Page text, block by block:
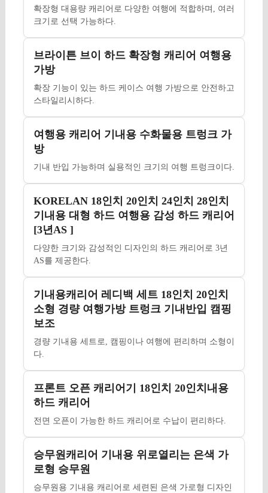
확장형 대용량 캐리어로 다양한 여행에 적합하며, 여러
크기로 선택 가능하다.
브라이튼 브이 하드 확장형 캐리어 여행용
가방
확장 기능이 있는 하드 케이스 여행 가방으로 안전하고
스타일리시하다.
여행용 캐리어 기내용 수화물용 트렁크 가
방
기내 반입 가능하며 실용적인 크기의 여행 트렁크이다.
KORELAN 18인치 20인치 24인치 28인치
기내용 대형 하드 여행용 감성 하드 캐리어
[3년AS ]
다양한 크기와 감성적인 디자인의 하드 캐리어로 3년
AS를 제공한다.
기내용캐리어 레디백 세트 18인치 20인치
소형 경량 여행가방 트렁크 기내반입 캠핑
보조
경량 기내용 세트로, 캠핑이나 여행에 편리하며 소형이
다.
프론트 오픈 캐리어기 18인치 20인치내용
하드 캐리어
전면 오픈이 가능한 하드 캐리어로 수납이 편리하다.
승무원캐리어 기내용 위로열리는 은색 가
로형 승무원
승무원용 기내용 캐리어로 세련된 은색 가로형 디자인